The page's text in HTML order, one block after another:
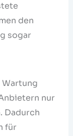
den
sogar
Wartung
nur
Dadurch
für